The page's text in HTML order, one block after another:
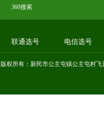
360搜索
联通选号 电信选号
版权所有：新民市公主屯镇公主屯村